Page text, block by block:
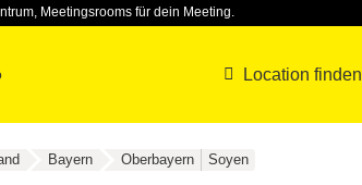
Meetingsrooms für dein Meeting.
Location finden
Bayern Oberbayern Soyen